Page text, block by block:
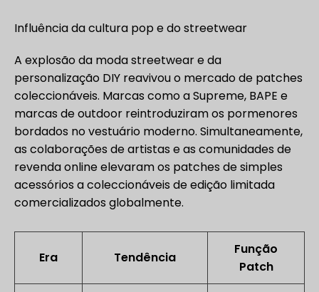
Influência da cultura pop e do streetwear
A explosão da moda streetwear e da
personalização DIY reavivou o mercado de patches
coleccionáveis. Marcas como a Supreme, BAPE e
marcas de outdoor reintroduziram os pormenores
bordados no vestuário moderno. Simultaneamente,
as colaborações de artistas e as comunidades de
revenda online elevaram os patches de simples
acessórios a coleccionáveis de edição limitada
comercializados globalmente.
Era Tendência
Função
Patch